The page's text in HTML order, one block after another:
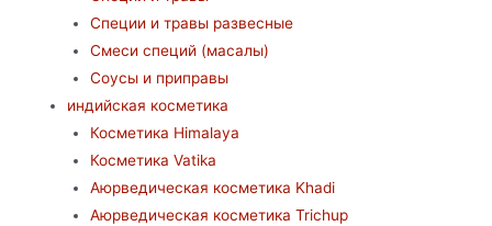
Специи и травы развесные
Смеси специй (масалы)
Соусы и приправы
индийская косметика
Косметика Himalaya
Косметика Vatika
Аюрведическая коcметика Khadi
Аюрведическая коcметика Trichup